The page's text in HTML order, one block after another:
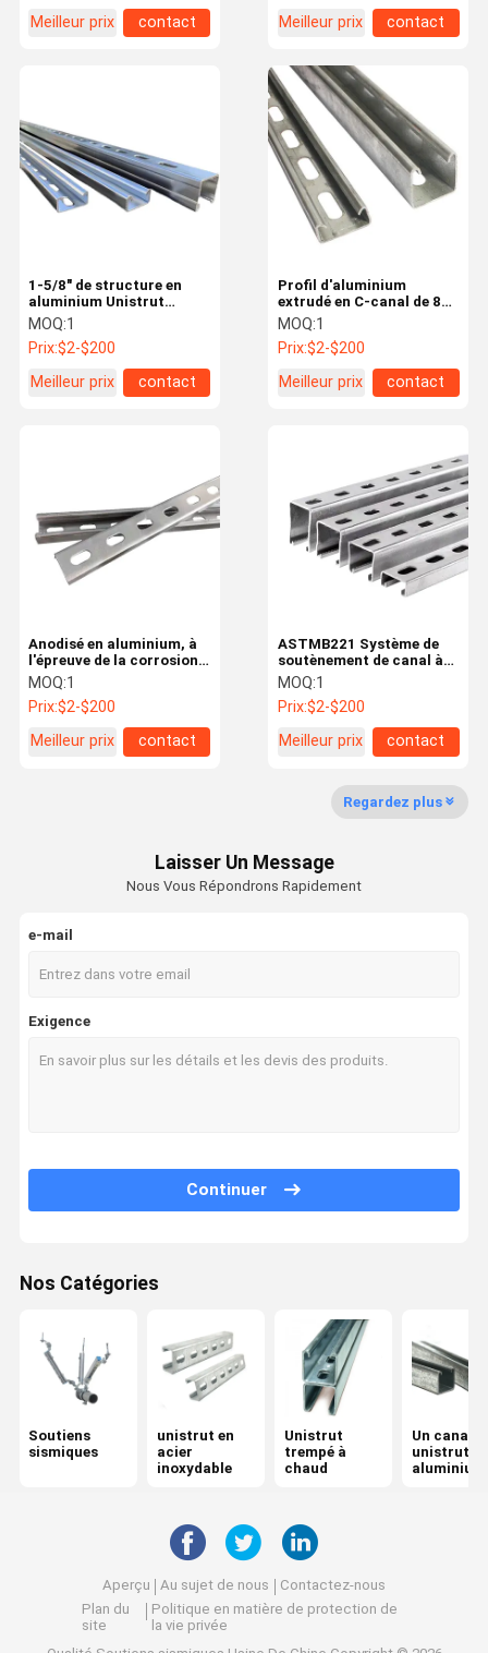
Contrôle De
Nouvelles
Soutiens sismiques
unistrut en acier inoxydable
Unistrut trempé à chaud
système de soutènement sismique
accessoires sismiques
Support de picovolte
Meilleur prix
contact
Meilleur prix
contact
Profil d'aluminium
extrudé en C-canal de 8
mm sur le toit avec fente
41x41
MOQ:1
Prix:$2-$200
Meilleur prix
contact
1-5/8" de structure en
aluminium Unistrut
Channel P4000AL
personnalisé
MOQ:1
Prix:$2-$200
Meilleur prix
contact
ASTMB221 Système de
soutènement de canal à
double fente métallique
ODM haute résistance
MOQ:1
Prix:$2-$200
Meilleur prix
contact
Anodisé en aluminium, à
l'épreuve de la corrosion
en forme de U
MOQ:1
Prix:$2-$200
Meilleur prix
contact
Regardez plus
Laisser Un Message
Nous Vous Répondrons Rapidement
e-mail
Exigence
Continuer
Nos Catégories
Soutiens
sismiques
unistrut en
acier
inoxydable
Unistrut
trempé à
chaud
Un canal à
unistrut en
aluminium
Aperçu Au sujet de nous
Contactez-nous
Plan du
site
Politique en matière de protection de
la vie privée